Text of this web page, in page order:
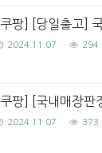
[쿠팡] [당일출고]
2024.11.07 294
[쿠팡] [국내매장
2024.11.07 373